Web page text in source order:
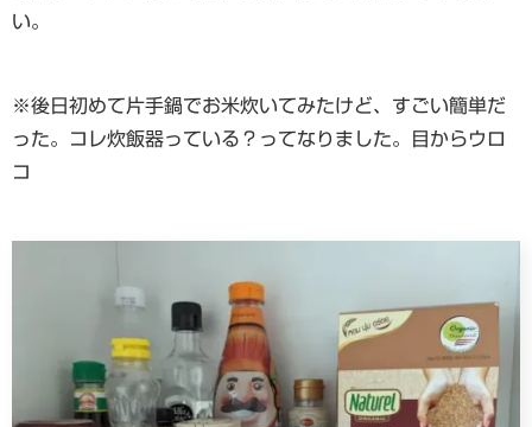
い。
※後日初めて片手鍋でお米炊いてみたけど、すごい簡単だ
った。コレ炊飯器っている？ってなりました。目からウロ
コ